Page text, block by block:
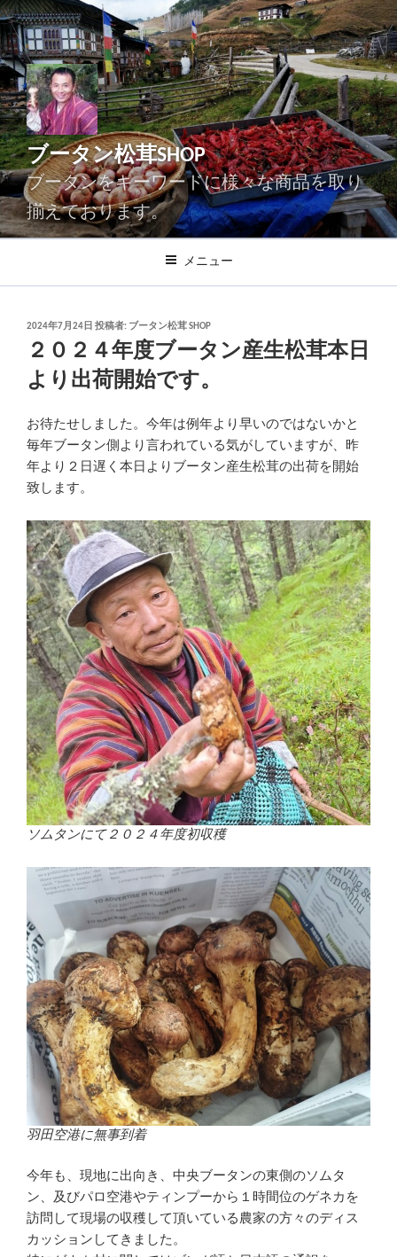
コ
ン
テ
ツ
へ
ス
キ
ッ
プ
ブータン松茸SHOP
ブータンをキーワードに様々な商品を取り
揃えております。
メニュー
投
稿
日:
2024年7月24日 投稿者: ブータン松茸 SHOP
２０２４年度ブータン産生松茸本日
より出荷開始です。
お待たせしました。今年は例年より早いのではないかと
毎年ブータン側より言われている気がしていますが、昨
年より２日遅く本日よりブータン産生松茸の出荷を開始
致します。
ソムタンにて２０２４年度初収穫
羽田空港に無事到着
今年も、現地に出向き、中央ブータンの東側のソムタ
ン、及びパロ空港やティンプーから１時間位のゲネカを
訪問して現場の収穫して頂いている農家の方々のディス
カッションしてきました。